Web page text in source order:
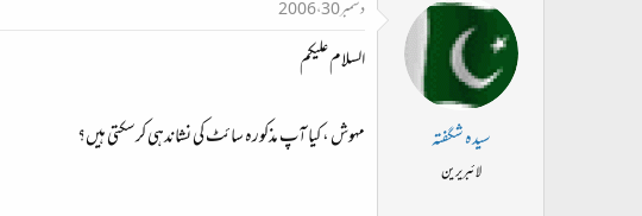
سیدہ شگفتہ
لائبریرین
دسمبر 30، 2006
السلام علیکم
مہوش ، کیا آپ مذکورہ سائٹ کی نشاندہی کرسکتی ہیں؟